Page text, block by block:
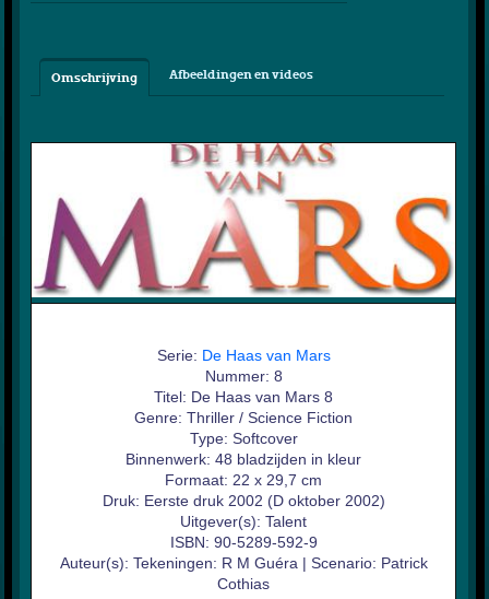
Omschrijving Afbeeldingen en videos
Serie: De Haas van Mars
Nummer: 8
Titel: De Haas van Mars 8
Genre: Thriller / Science Fiction
Type: Softcover
Binnenwerk: 48 bladzijden in kleur
Formaat: 22 x 29,7 cm
Druk: Eerste druk 2002 (D oktober 2002)
Uitgever(s): Talent
ISBN: 90-5289-592-9
Auteur(s): Tekeningen: R M Guéra | Scenario: Patrick
Cothias